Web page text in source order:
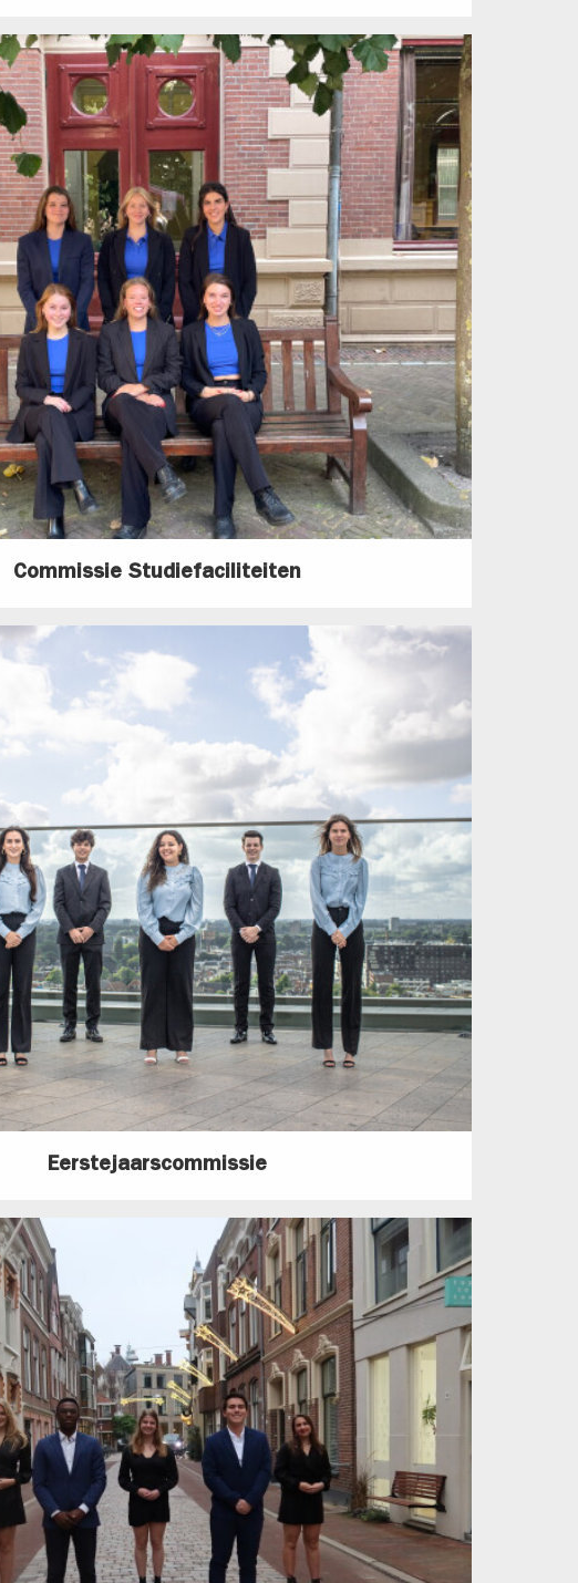
Commissie Studiefaciliteiten
Eerstejaarscommissie